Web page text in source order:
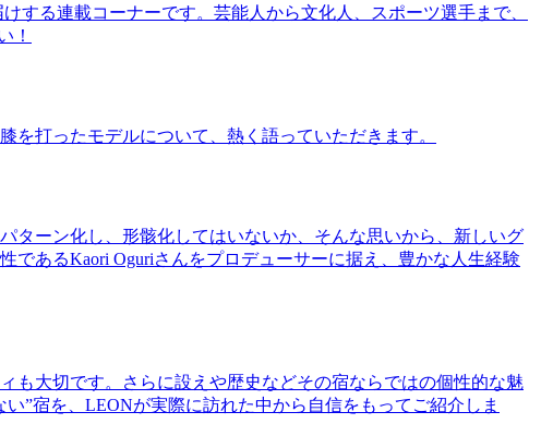
する連載コーナーです。芸能人から文化人、スポーツ選手まで、
！
打ったモデルについて、熱く語っていただきます。
ターン化し、形骸化してはいないか、そんな思いから、新しいグ
あるKaori Oguriさんをプロデューサーに据え、豊かな人生経験
大切です。さらに設えや歴史などその宿ならではの個性的な魅
”宿を、LEONが実際に訪れた中から自信をもってご紹介しま